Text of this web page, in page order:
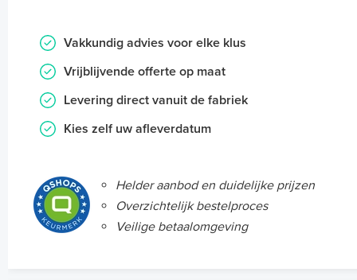
Vakkundig advies voor elke klus
Vrijblijvende offerte op maat
Levering direct vanuit de fabriek
Kies zelf uw afleverdatum
Helder aanbod en duidelijke prijzen
Overzichtelijk bestelproces
Veilige betaalomgeving